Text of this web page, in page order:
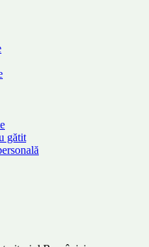
gătit